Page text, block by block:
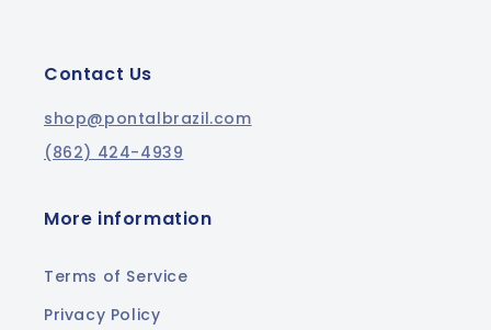
Contact Us
shop@pontalbrazil.com
(862) 424-4939
More information
Terms of Service
Privacy Policy